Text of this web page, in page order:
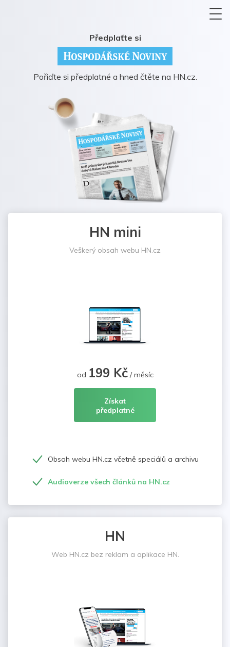
Předplaťte si
Pořiďte si předplatné a hned čtěte na HN.cz.
HN mini
Veškerý obsah webu HN.cz
od 199 Kč/ měsíc
Získat
předplatné
Obsah webu HN.cz včetně speciálů a archivu
Audioverze všech článků na HN.cz
HN
Web HN.cz bez reklam a aplikace HN.